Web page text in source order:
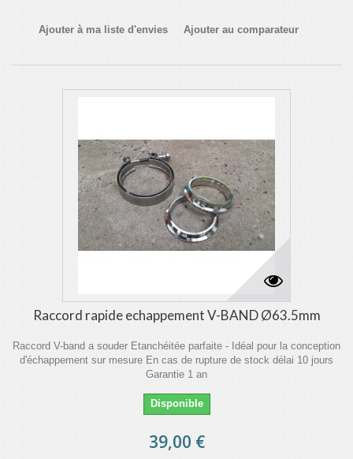
Ajouter à ma liste d'envies Ajouter au comparateur
Raccord rapide echappement V-BAND Ø63.5mm
Raccord V-band a souder Etanchéitée parfaite - Idéal pour la conception
d'échappement sur mesure En cas de rupture de stock délai 10 jours
Garantie 1 an
Disponible
39,00 €